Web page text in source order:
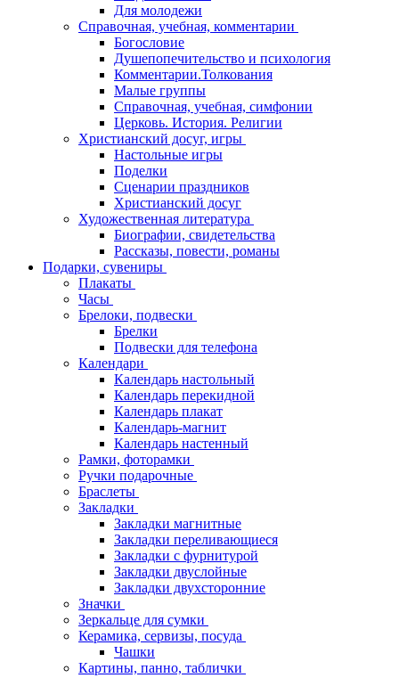
Для молодежи
Справочная, учебная, комментарии
Богословие
Душепопечительство и психология
Комментарии.Толкования
Малые группы
Справочная, учебная, симфонии
Церковь. История. Религии
Христианский досуг, игры
Настольные игры
Поделки
Сценарии праздников
Христианский досуг
Художественная литература
Биографии, свидетельства
Рассказы, повести, романы
Подарки, сувениры
Плакаты
Часы
Брелоки, подвески
Брелки
Подвески для телефона
Календари
Календарь настольный
Календарь перекидной
Календарь плакат
Календарь-магнит
Календарь настенный
Рамки, фоторамки
Ручки подарочные
Браслеты
Закладки
Закладки магнитные
Закладки переливающиеся
Закладки с фурнитурой
Закладки двуслойные
Закладки двухсторонние
Значки
Зеркальце для сумки
Керамика, сервизы, посуда
Чашки
Картины, панно, таблички